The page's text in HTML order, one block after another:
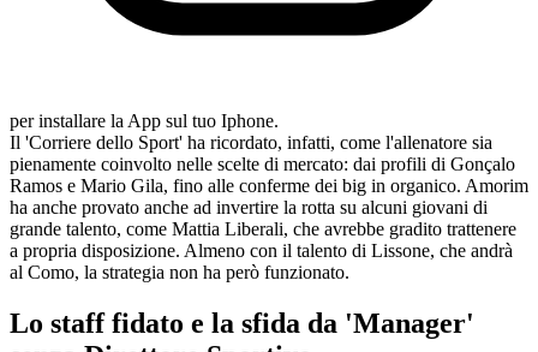
per installare la App sul tuo Iphone.
Il 'Corriere dello Sport' ha ricordato, infatti, come l'allenatore sia
pienamente coinvolto nelle scelte di mercato: dai profili di Gonçalo
Ramos e Mario Gila, fino alle conferme dei big in organico. Amorim
ha anche provato anche ad invertire la rotta su alcuni giovani di
grande talento, come Mattia Liberali, che avrebbe gradito trattenere
a propria disposizione. Almeno con il talento di Lissone, che andrà
al Como, la strategia non ha però funzionato.
Lo staff fidato e la sfida da 'Manager'